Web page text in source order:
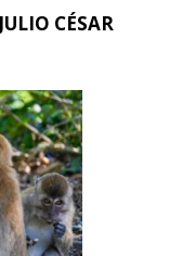
CÉSAR